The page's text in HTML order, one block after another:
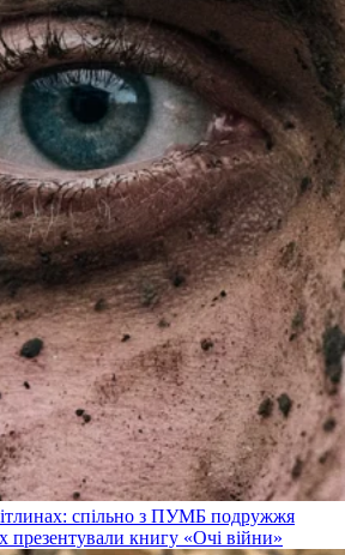
спільно з ПУМБ подружжя
презентували книгу «Очі війни»